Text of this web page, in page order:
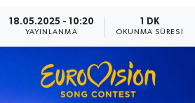
18.05.2025 - 10:20
YAYINLANMA
1 DK
OKUNMA SÜRESI
Türkiye
Yaşam